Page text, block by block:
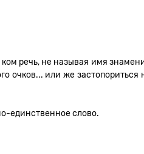
речь, не называя имя
очков... или же
единственное слово.